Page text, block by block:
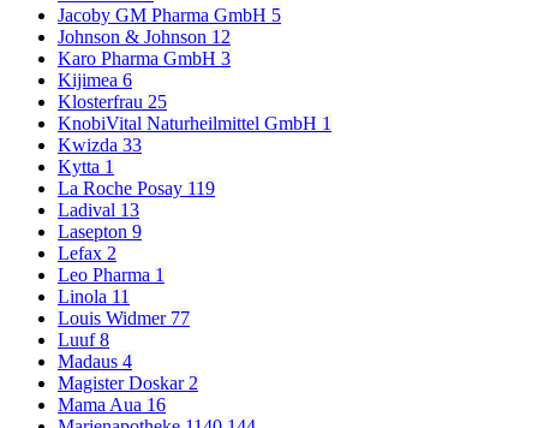
Jacoby GM Pharma GmbH 5
Johnson & Johnson 12
Karo Pharma GmbH 3
Kijimea 6
Klosterfrau 25
KnobiVital Naturheilmittel GmbH 1
Kwizda 33
Kytta 1
La Roche Posay 119
Ladival 13
Lasepton 9
Lefax 2
Leo Pharma 1
Linola 11
Louis Widmer 77
Luuf8
Madaus 4
Magister Doskar 2
Mama Aua 16